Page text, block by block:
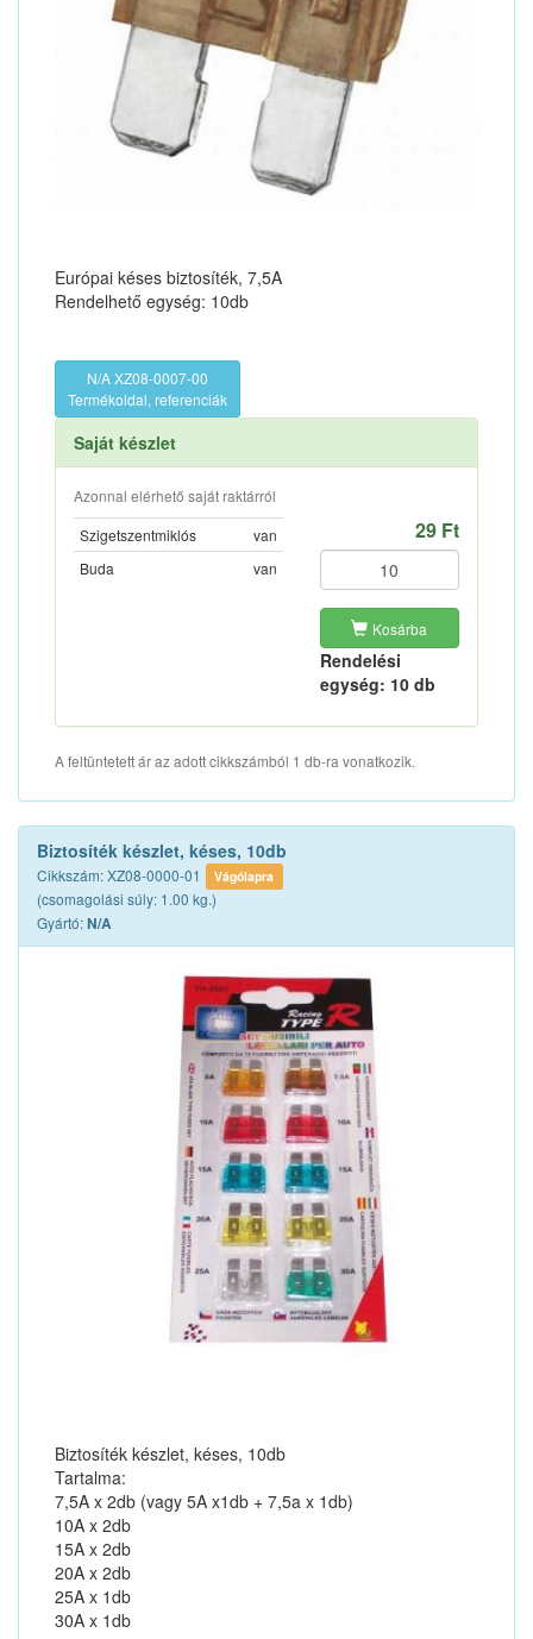
Európai késes biztosíték, 7,5A
Rendelhető egység: 10db
N/A XZ08-0007-00
Termékoldal, referenciák
Saját készlet
Azonnal elérhető saját raktárról
Szigetszentmiklós
van
Buda
van
29 Ft
Kosárba
Rendelési
egység: 10 db
A feltüntetett ár az adott cikkszámból 1 db-ra vonatkozik.
Biztosíték készlet, késes, 10db
Cikkszám: XZ08-0000-01 Vágólapra
(csomagolási súly: 1.00 kg.)
Gyártó:N/A
Biztosíték készlet, késes, 10db
Tartalma:
7,5A x 2db (vagy 5A x1db + 7,5a x 1db)
10A x 2db
15A x 2db
20A x 2db
25A x 1db
30A x 1db